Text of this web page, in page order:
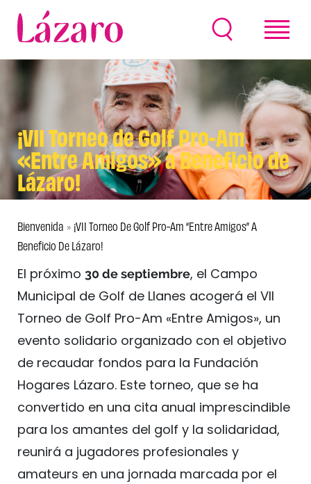
¡VII Torneo de Golf Pro-Am
«Entre Amigos» a Beneficio de
Lázaro!
Bienvenida » ¡VII Torneo De Golf Pro-Am “Entre Amigos” A
Beneficio De Lázaro!
El próximo 30 de septiembre, el Campo
Municipal de Golf de Llanes acogerá el VII
Torneo de Golf Pro-Am «Entre Amigos», un
evento solidario organizado con el objetivo
de recaudar fondos para la Fundación
Hogares Lázaro. Este torneo, que se ha
convertido en una cita anual imprescindible
para los amantes del golf y la solidaridad,
reunirá a jugadores profesionales y
amateurs en una jornada marcada por el